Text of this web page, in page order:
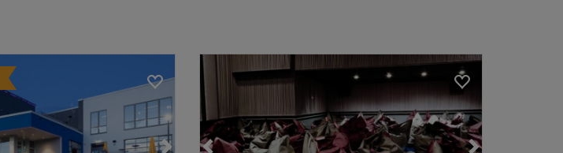
Loading... Loading...
Loading... Loading...
Loading... Loading...